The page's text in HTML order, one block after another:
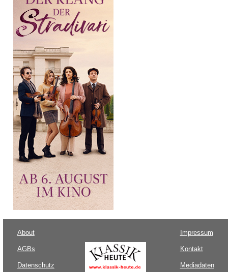
About
AGBs
Datenschutz
Impressum
Kontakt
Mediadaten